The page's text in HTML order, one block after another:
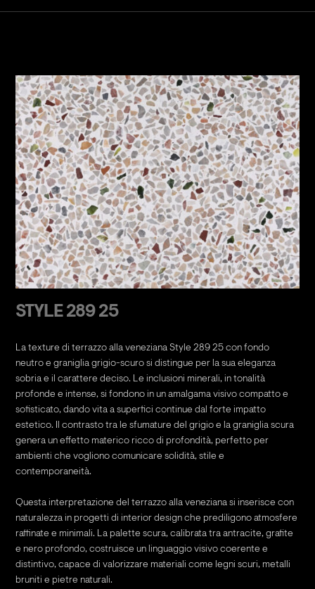
STYLE 289 25
La texture di terrazzo alla veneziana Style 289 25 con fondo
neutro e graniglia grigio-scuro si distingue per la sua eleganza
sobria e il carattere deciso. Le inclusioni minerali, in tonalità
profonde e intense, si fondono in un amalgama visivo compatto e
sofisticato, dando vita a superfici continue dal forte impatto
estetico. Il contrasto tra le sfumature del grigio e la graniglia scura
genera un effetto materico ricco di profondità, perfetto per
ambienti che vogliono comunicare solidità, stile e
contemporaneità.
Questa interpretazione del terrazzo alla veneziana si inserisce con
naturalezza in progetti di interior design che prediligono atmosfere
raffinate e minimali. La palette scura, calibrata tra antracite, grafite
e nero profondo, costruisce un linguaggio visivo coerente e
distintivo, capace di valorizzare materiali come legni scuri, metalli
bruniti e pietre naturali.